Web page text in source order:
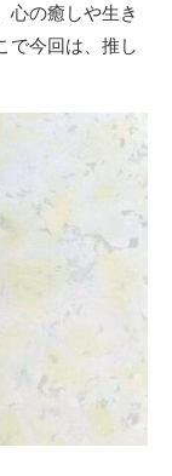
心の癒しや生き
で今回は、推し